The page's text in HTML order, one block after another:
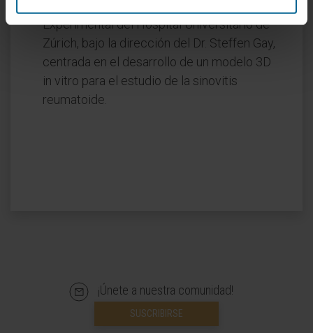
Experimental del Hospital Universitario de
Zúrich, bajo la dirección del Dr. Steffen Gay,
centrada en el desarrollo de un modelo 3D
in vitro para el estudio de la sinovitis
reumatoide.
¡Únete a nuestra comunidad!
SUSCRIBIRSE